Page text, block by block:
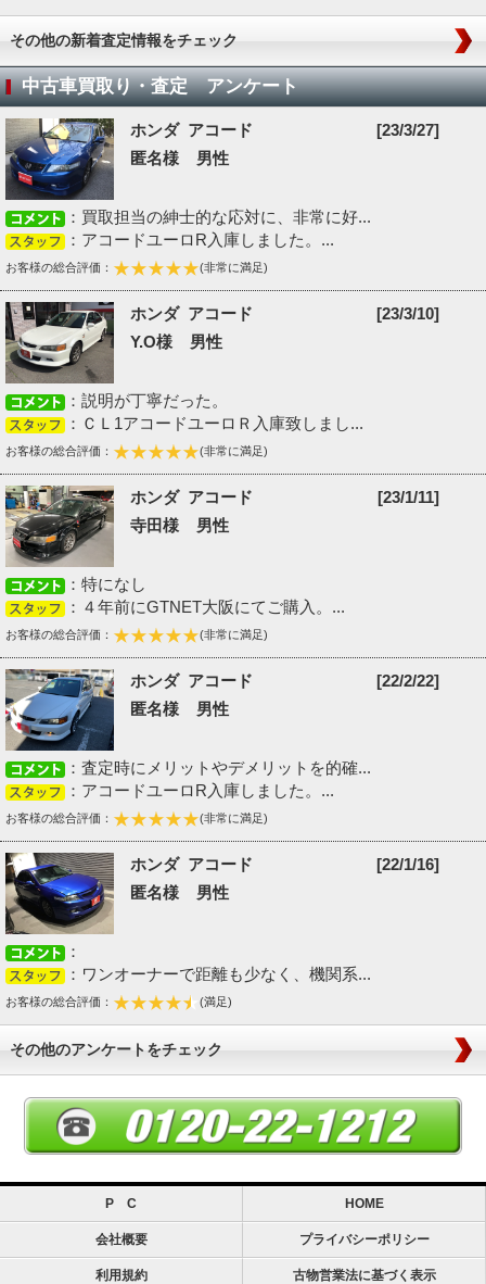
その他の新着査定情報をチェック
中古車買取り・査定 アンケート
ホンダ アコード
[23/3/27]
匿名様 男性
：買取担当の紳士的な応対に、非常に好...
：アコードユーロR入庫しました。...
お客様の総合評価： (非常に満足)
ホンダ アコード
[23/3/10]
Y.O様 男性
：説明が丁寧だった。
：ＣＬ1アコードユーロＲ入庫致しまし...
お客様の総合評価： (非常に満足)
ホンダ アコード
[23/1/11]
寺田様 男性
：特になし
：４年前にGTNET大阪にてご購入。...
お客様の総合評価： (非常に満足)
ホンダ アコード
[22/2/22]
匿名様 男性
：査定時にメリットやデメリットを的確...
：アコードユーロR入庫しました。...
お客様の総合評価： (非常に満足)
ホンダ アコード
[22/1/16]
匿名様 男性
：
：ワンオーナーで距離も少なく、機関系...
お客様の総合評価： (満足)
その他のアンケートをチェック
P C HOME
会社概要 プライバシーポリシー
利用規約 古物営業法に基づく表示